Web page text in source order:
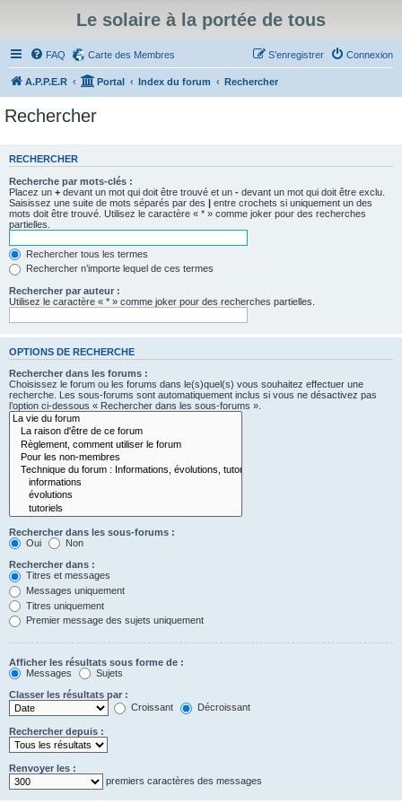
Le solaire à la portée de tous
FAQ Carte des Membres Connexion
S’enregistrer
A.P.P.E.R Portal Index du forum Rechercher
Rechercher
RECHERCHER
Recherche par mots-clés :
Placez un + devant un mot qui doit être trouvé et un - devant un mot qui doit être exclu.
Saisissez une suite de mots séparés par des | entre crochets si uniquement un des
mots doit être trouvé. Utilisez le caractère « * » comme joker pour des recherches
partielles.
Rechercher tous les termes
Rechercher n’importe lequel de ces termes
Rechercher par auteur :
Utilisez le caractère « * » comme joker pour des recherches partielles.
OPTIONS DE RECHERCHE
Rechercher dans les forums :
Choisissez le forum ou les forums dans le(s)quel(s) vous souhaitez effectuer une
recherche. Les sous-forums sont automatiquement inclus si vous ne désactivez pas
l’option ci-dessous « Rechercher dans les sous-forums ».
Rechercher dans les sous-forums :
Oui
Non
Rechercher dans :
Titres et messages
Messages uniquement
Titres uniquement
Premier message des sujets uniquement
Afficher les résultats sous forme de :
Messages
Sujets
Classer les résultats par :
Croissant
Décroissant
Rechercher depuis :
Renvoyer les :
premiers caractères des messages